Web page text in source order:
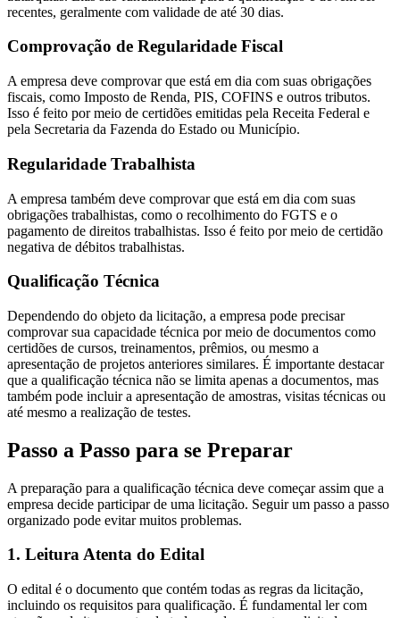
recentes, geralmente com validade de até 30 dias.
Comprovação de Regularidade Fiscal
A empresa deve comprovar que está em dia com suas obrigações
fiscais, como Imposto de Renda, PIS, COFINS e outros tributos.
Isso é feito por meio de certidões emitidas pela Receita Federal e
pela Secretaria da Fazenda do Estado ou Município.
Regularidade Trabalhista
A empresa também deve comprovar que está em dia com suas
obrigações trabalhistas, como o recolhimento do FGTS e o
pagamento de direitos trabalhistas. Isso é feito por meio de certidão
negativa de débitos trabalhistas.
Qualificação Técnica
Dependendo do objeto da licitação, a empresa pode precisar
comprovar sua capacidade técnica por meio de documentos como
certidões de cursos, treinamentos, prêmios, ou mesmo a
apresentação de projetos anteriores similares. É importante destacar
que a qualificação técnica não se limita apenas a documentos, mas
também pode incluir a apresentação de amostras, visitas técnicas ou
até mesmo a realização de testes.
Passo a Passo para se Preparar
A preparação para a qualificação técnica deve começar assim que a
empresa decide participar de uma licitação. Seguir um passo a passo
organizado pode evitar muitos problemas.
1. Leitura Atenta do Edital
O edital é o documento que contém todas as regras da licitação,
incluindo os requisitos para qualificação. É fundamental ler com